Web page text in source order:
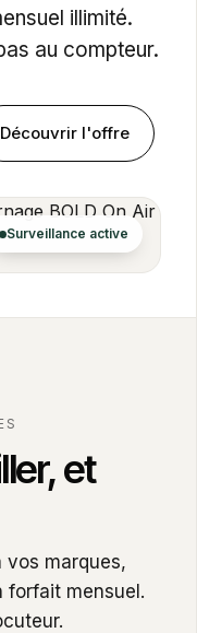
illimité.
au compteur.
Découvrir l'offre
Surveillance active
et
marques,
forfait mensuel.